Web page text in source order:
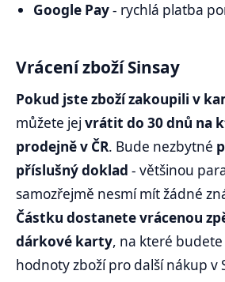
Google Pay- rychlá platba
Vrácení zboží Sinsay
Pokud jste zboží zakoupili v
můžete jej vrátit do 30 dnů na
prodejně v ČR. Bude nezbytné
příslušný doklad - většinou
samozřejmě nesmí mít žádné
Částku dostanete vrácenou
dárkové karty, na které
hodnoty zboží pro další nákup v